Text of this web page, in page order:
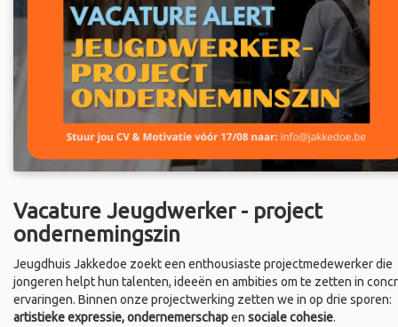
Vacature Jeugdwerker - project
ondernemingszin
Jeugdhuis Jakkedoe zoekt een enthousiaste projectmedewerker die
jongeren helpt hun talenten, ideeën en ambities om te zetten in
ervaringen. Binnen onze projectwerking zetten we in op drie sporen:
artistieke expressie, ondernemerschapen sociale cohesie.